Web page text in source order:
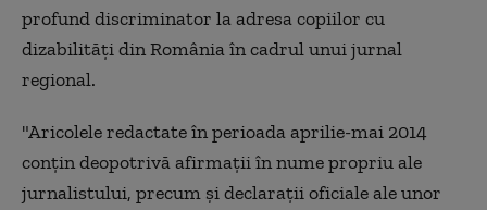
profund discriminator la adresa copiilor cu
dizabilităţi din România în cadrul unui jurnal
regional.
"Aricolele redactate în perioada aprilie-mai 2014
conţin deopotrivă afirmaţii în nume propriu ale
jurnalistului, precum şi declaraţii oficiale ale unor